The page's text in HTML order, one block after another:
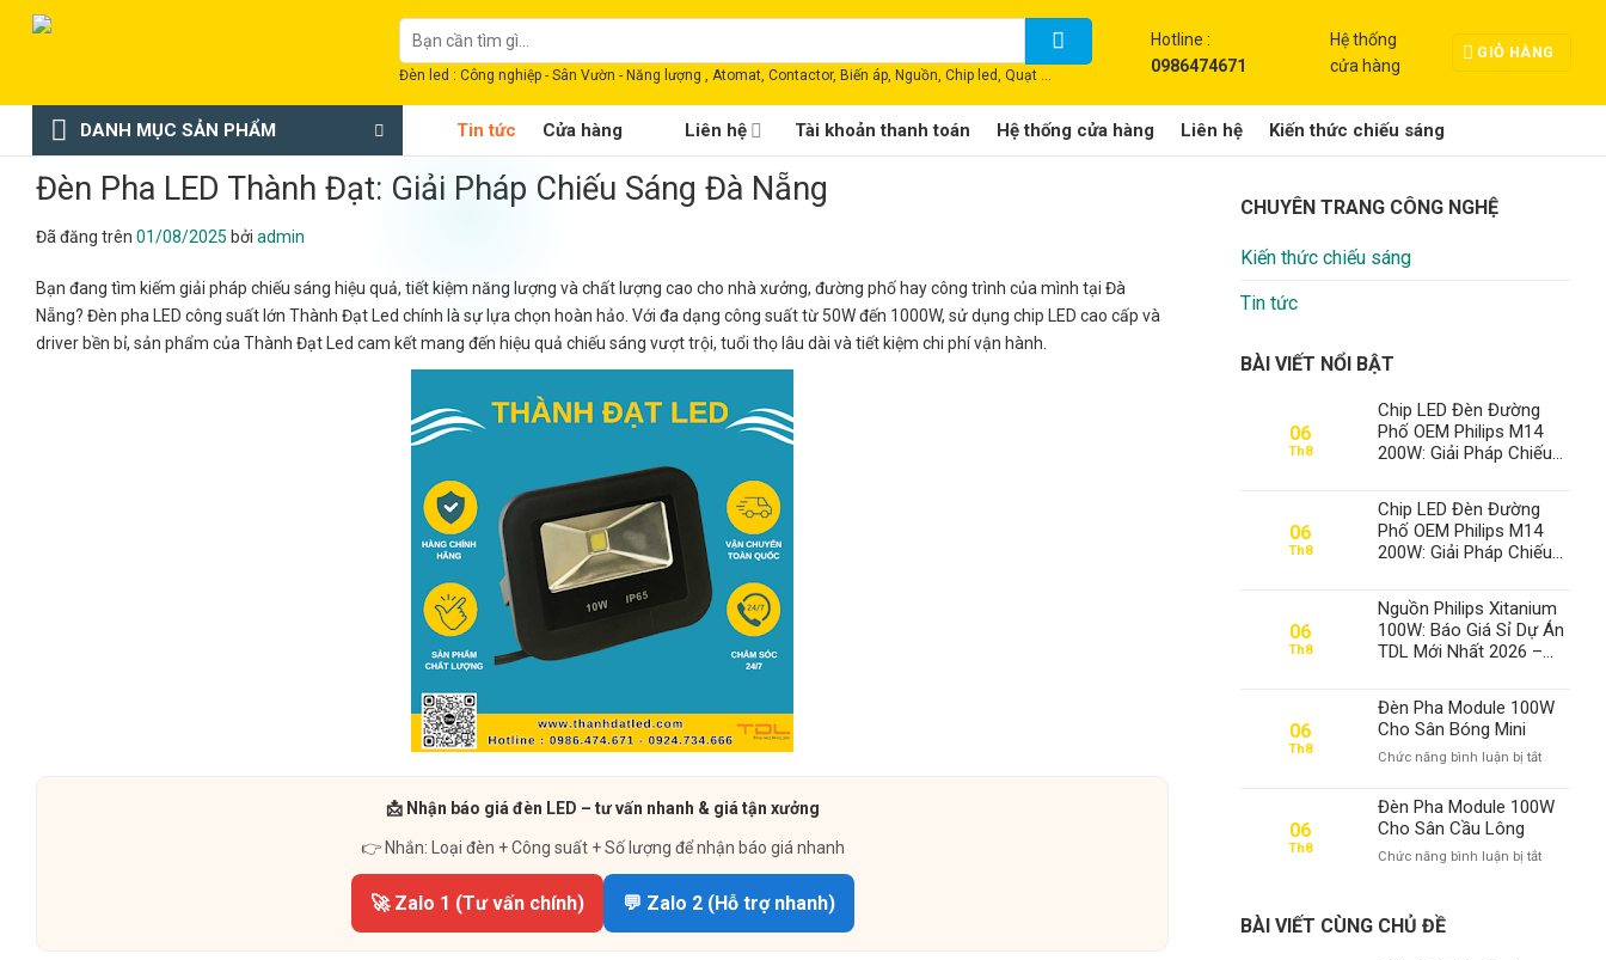
Chuyển
dung
Tìm
kiếm:
Đèn led : Công nghiệp - Sân Vườn - Năng lượng , Atomat, Contactor, Biến áp, Nguồn, Chip led, Quạt ...
Hotline :
0986474671
Hệ thống
cửa hàng
GIỎ HÀNG
DANH MỤC SẢN PHẨM Tin tức Cửa hàng Liên hệ Tài khoản thanh toán Hệ thống cửa hàng Liên hệ Kiến thức chiếu sáng
Đèn Pha LED Thành Đạt: Giải Pháp Chiếu Sáng Đà Nẵng
Đã đăng trên 01/08/2025 bởi admin
Bạn đang tìm kiếm giải pháp chiếu sáng hiệu quả, tiết kiệm năng lượng và chất lượng cao cho nhà xưởng, đường phố hay công trình của mình tại Đà
Nẵng? Đèn pha LED công suất lớn Thành Đạt Led chính là sự lựa chọn hoàn hảo. Với đa dạng công suất từ 50W đến 1000W, sử dụng chip LED cao cấp và
driver bền bỉ, sản phẩm của Thành Đạt Led cam kết mang đến hiệu quả chiếu sáng vượt trội, tuổi thọ lâu dài và tiết kiệm chi phí vận hành.
📩 Nhận báo giá đèn LED – tư vấn nhanh & giá tận xưởng
👉 Nhắn: Loại đèn + Công suất + Số lượng để nhận báo giá nhanh
🚀 Zalo 1 (Tư vấn chính) 💬 Zalo 2 (Hỗ trợ nhanh)
CHUYÊN TRANG CÔNG NGHỆ
Kiến thức chiếu sáng
Tin tức
BÀI VIẾT NỔI BẬT
06
Th8
Chip LED Đèn Đường
Phố OEM Philips M14
200W: Giải Pháp Chiếu
Định Vị Thế Số 1 Của
Thành Đạt LED
06
Th8
Chip LED Đèn Đường
Phố OEM Philips M14
200W: Giải Pháp Chiếu
Định Vị Thế Số 1 Của
Thành Đạt LED
06
Th8
Nguồn Philips Xitanium
100W: Báo Giá Sỉ Dự Án
TDL Mới Nhất 2026 –
06
Th8
Đèn Pha Module 100W
Cho Sân Bóng Mini
Chức năng bình luận bị tắtở
Pha
Module
Cho
06
Th8
Đèn Pha Module 100W
Cho Sân Cầu Lông
Chức năng bình luận bị tắtở
BÀI VIẾT CÙNG CHỦ ĐỀ